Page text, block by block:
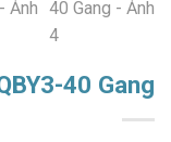
40 Gang